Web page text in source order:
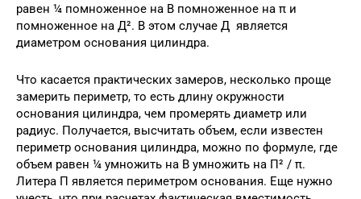
равен ¼ помноженное на В помноженное на π и
помноженное на Д². В этом случае Д является
диаметром основания цилиндра.
Что касается практических замеров, несколько проще
замерить периметр, то есть длину окружности
основания цилиндра, чем промерять диаметр или
радиус. Получается, высчитать объем, если известен
периметр основания цилиндра, можно по формуле, где
объем равен ¼ умножить на В умножить на П² / π.
Литера П является периметром основания. Еще нужно